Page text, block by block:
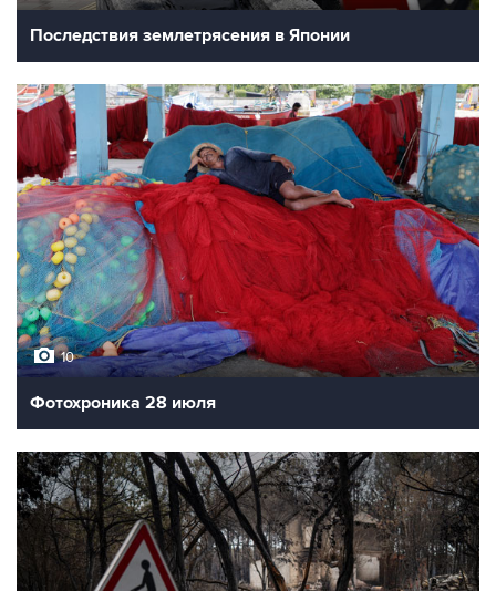
Последствия землетрясения в Японии
10
Фотохроника 28 июля